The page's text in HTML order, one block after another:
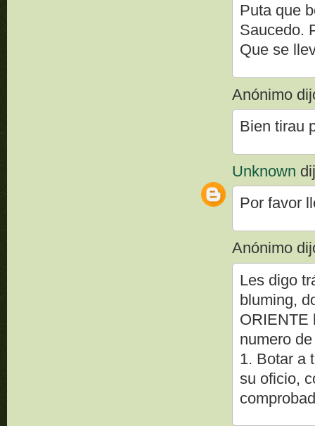
Puta que
Saucedo.
Que se
Anónimo
Bien tirau
Unknown
Por favor
Anónimo
Les digo
bluming,
ORIENTE
numero
1. Botar a
su oficio,